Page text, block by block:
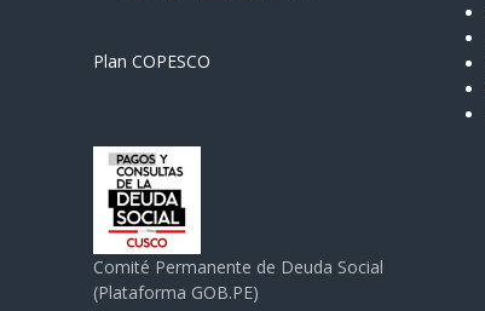
Plan COPESCO
Comité Permanente de Deuda Social
(Plataforma GOB.PE)